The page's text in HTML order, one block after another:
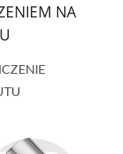
NA